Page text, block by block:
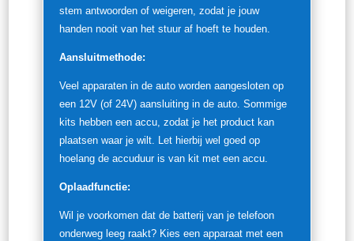
stem antwoorden of weigeren, zodat je jouw
handen nooit van het stuur af hoeft te houden.
Aansluitmethode:
Veel apparaten in de auto worden aangesloten op
een 12V (of 24V) aansluiting in de auto. Sommige
kits hebben een accu, zodat je het product kan
plaatsen waar je wilt. Let hierbij wel goed op
hoelang de accuduur is van kit met een accu.
Oplaadfunctie:
Wil je voorkomen dat de batterij van je telefoon
onderweg leeg raakt? Kies een apparaat met een